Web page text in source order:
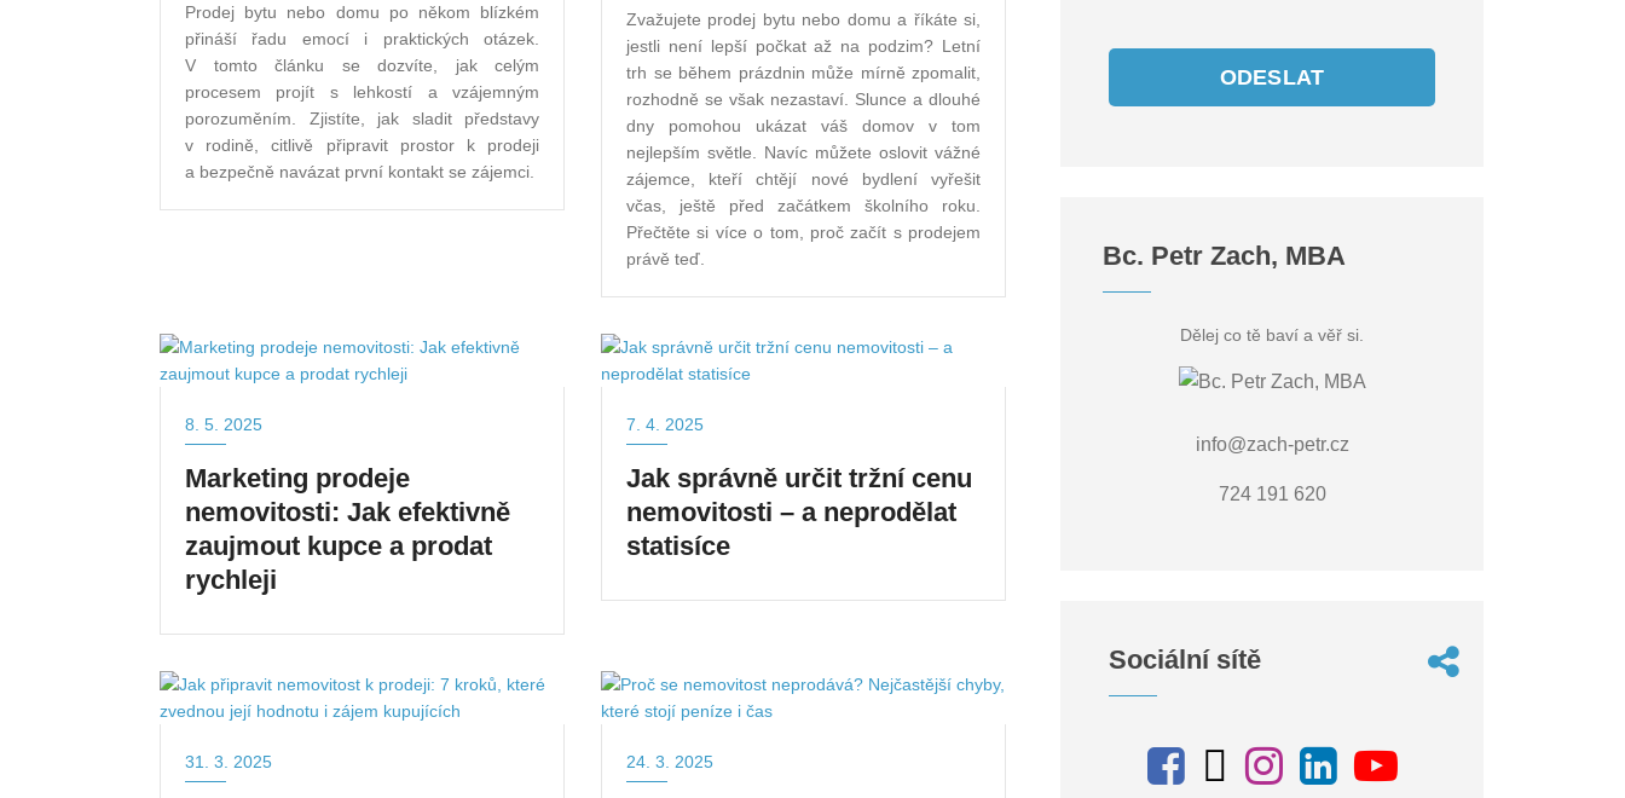
Prodej bytu nebo domu po někom blízkém
přináší řadu emocí i praktických otázek.
V tomto článku se dozvíte, jak celým
procesem projít s lehkostí a vzájemným
porozuměním. Zjistíte, jak sladit představy
v rodině, citlivě připravit prostor k prodeji
a bezpečně navázat první kontakt se zájemci.
Zvažujete prodej bytu nebo domu a říkáte si,
jestli není lepší počkat až na podzim? Letní
trh se během prázdnin může mírně zpomalit,
rozhodně se však nezastaví. Slunce a dlouhé
dny pomohou ukázat váš domov v tom
nejlepším světle. Navíc můžete oslovit vážné
zájemce, kteří chtějí nové bydlení vyřešit
včas, ještě před začátkem školního roku.
Přečtěte si více o tom, proč začít s prodejem
právě teď.
8. 5. 2025
Marketing prodeje
nemovitosti: Jak efektivně
zaujmout kupce a prodat
rychleji
7. 4. 2025
Jak správně určit tržní cenu
nemovitosti – a neprodělat
statisíce
31. 3. 2025 24. 3. 2025
ODESLAT
Bc. Petr Zach, MBA
Dělej co tě baví a věř si.
info@zach-petr.cz
724 191 620
Sociální sítě